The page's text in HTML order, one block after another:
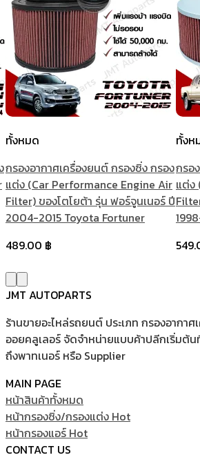
ทั้งหมด
กรองอากาศเครื่องยนต์ กรองซิ่ง กรอง
แต่ง (Car Performance Engine Air
Filter) ของโตโยต้า รุ่น ฟอร์จูนเนอร์ ปี
2004-2015 Toyota Fortuner
489.00 ฿
ทั้งห
กรอ
แต่ง
JMT AUTOPARTS
ร้านขายอะไหล่รถยนต์ ประเภท กรองอากา
ออยคลูเลอร์ จัดจำหน่ายแบบค้าปลีกเริ่มต้น
ถึงพาทเนอร์ หรือ Supplier
MAIN PAGE
หน้าสินค้าทั้งหมด
หน้ากรองซิ่ง/กรองแต่ง
หน้ากรองแอร์
CONTACT US